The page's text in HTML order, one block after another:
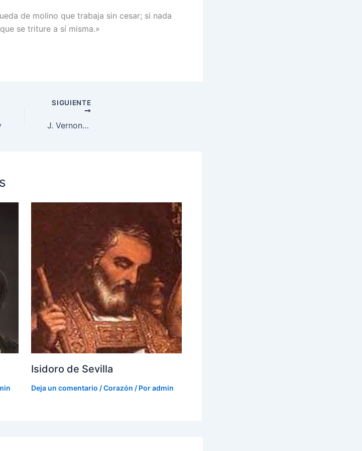
de molino que trabaja sin cesar; si nada
se triture a sí misma.»
SIGUIENTE
J. Vernon McGee
Isidoro de Sevilla
Deja un comentario /Corazón / Poradmin